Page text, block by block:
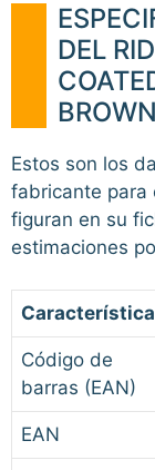
DEL
Estos son los
fabricante para
figuran en su
estimaciones
Característica
Código de
barras (EAN)
EAN